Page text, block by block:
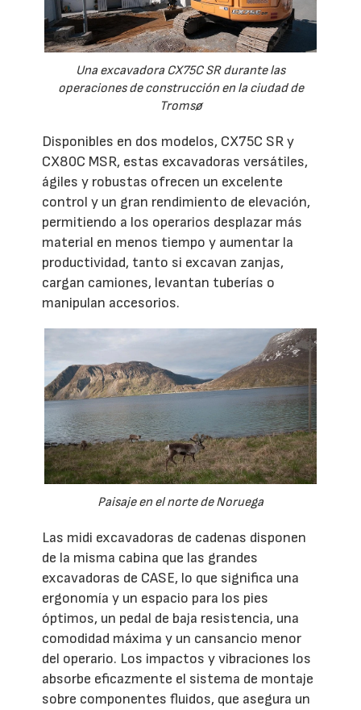
Una excavadora CX75C SR durante las
operaciones de construcción en la ciudad de
Tromsø
Disponibles en dos modelos, CX75C SR y
CX80C MSR, estas excavadoras versátiles,
ágiles y robustas ofrecen un excelente
control y un gran rendimiento de elevación,
permitiendo a los operarios desplazar más
material en menos tiempo y aumentar la
productividad, tanto si excavan zanjas,
cargan camiones, levantan tuberías o
manipulan accesorios.
Paisaje en el norte de Noruega
Las midi excavadoras de cadenas disponen
de la misma cabina que las grandes
excavadoras de CASE, lo que significa una
ergonomía y un espacio para los pies
óptimos, un pedal de baja resistencia, una
comodidad máxima y un cansancio menor
del operario. Los impactos y vibraciones los
absorbe eficazmente el sistema de montaje
sobre componentes fluidos, que asegura un